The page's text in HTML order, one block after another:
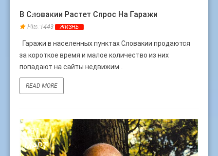
В Словакии Растет Спрос На Гаражи
Hits:1443 ЖИЗНЬ
Гаражи в населенных пунктах Словакии продаются
за короткое время и малое количество из них
попадают на сайты недвижим...
30
АПР
READ MORE
31
МАРТ